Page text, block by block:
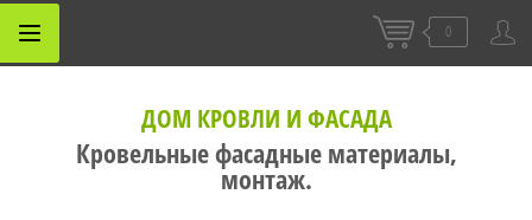
0
ДОМ КРОВЛИ И ФАСАДА
Кровельные фасадные материалы,
монтаж.